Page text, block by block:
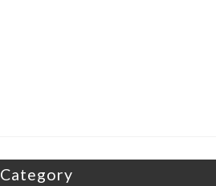
Category